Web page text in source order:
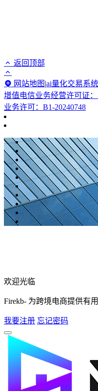
返回顶部
网站地图 |ai量化交易系统
增值电信业务经营许可证
业务许可：B1-20240748
欢迎光临
Firekb- 为跨境电商提供有
我要注册 忘记密码